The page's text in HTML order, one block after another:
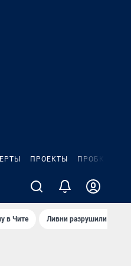
ПРОЕКТЫ ПРОБКИ
в Чите Ливни разрушили